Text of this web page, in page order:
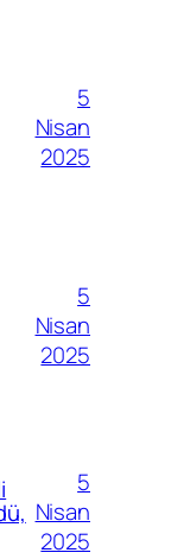
5
Nisan
2025
5
Nisan
2025
5
Nisan
2025